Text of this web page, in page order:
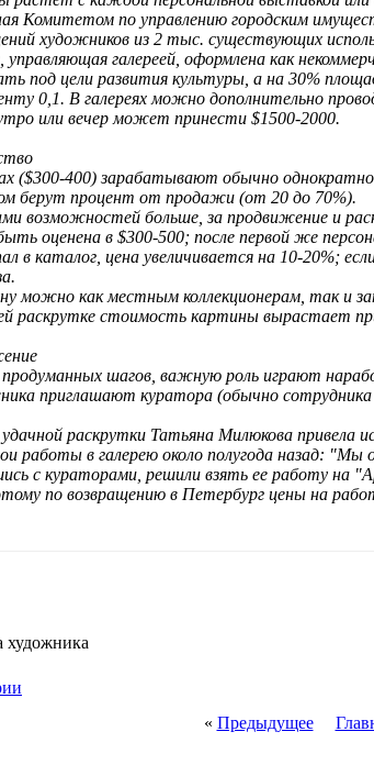
Комитетом по управлению городским
художников из 2 тыс. существующих
управляющая галереей, оформлена как
под цели развития культуры, а на 30%
0,1. В галереях можно дополнительно
или вечер может принести $1500-2000.
($300-400) зарабатывают обычно
берут процент от продажи (от 20 до 70%).
возможностей больше, за продвижение и
оценена в $300-500; после первой же
в каталог, цена увеличивается на 10-20%;
можно как местным коллекционерам, так и
раскрутке стоимость картины вырастает
шагов, важную роль играют
приглашают куратора (обычно сотрудника
раскрутки Татьяна Милюкова
работы в галерею около полугода назад: "Мы
с кураторами, решили взять ее работу на
по возвращению в Петербург цены на
художника
« Предыдущее